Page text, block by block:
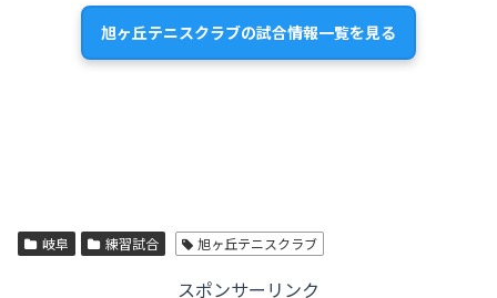
旭ヶ丘テニスクラブの試合情報一覧を見る
岐阜 練習試合 旭ヶ丘テニスクラブ
スポンサーリンク